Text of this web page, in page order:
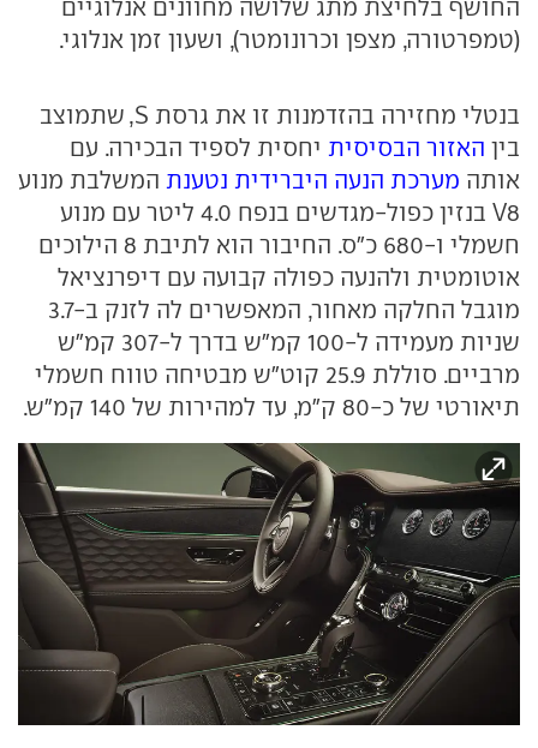
החושף בלחיצת מתג שלושה מחוונים אנלוגיים
(טמפרטורה, מצפן וכרונומטר), ושעון זמן אנלוגי.
בנטלי מחזירה בהזדמנות זו את גרסת S, שתמוצב
בין האזור הבסיסית יחסית לספיד הבכירה. עם
אותה מערכת הנעה היברידית נטענת המשלבת מנוע
V8 בנזין כפול-מגדשים בנפח 4.0 ליטר עם מנוע
חשמלי ו-680 כ"ס. החיבור הוא לתיבת 8 הילוכים
אוטומטית ולהנעה כפולה קבועה עם דיפרנציאל
מוגבל החלקה מאחור, המאפשרים לה לזנק ב-3.7
שניות מעמידה ל-100 קמ"ש בדרך ל-307 קמ"ש
מרביים. סוללת 25.9 קוט"ש מבטיחה טווח חשמלי
תיאורטי של כ-80 ק"מ, עד למהירות של 140 קמ"ש.